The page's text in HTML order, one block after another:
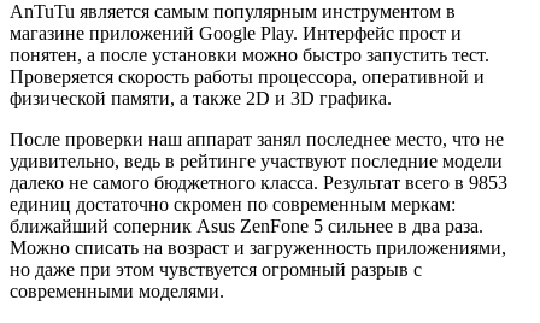
AnTuTu является самым популярным инструментом в
магазине приложений Google Play. Интерфейс прост и
понятен, а после установки можно быстро запустить тест.
Проверяется скорость работы процессора, оперативной и
физической памяти, а также 2D и 3D графика.
После проверки наш аппарат занял последнее место, что не
удивительно, ведь в рейтинге участвуют последние модели
далеко не самого бюджетного класса. Результат всего в 9853
единиц достаточно скромен по современным меркам:
ближайший соперник Asus ZenFone 5 сильнее в два раза.
Можно списать на возраст и загруженность приложениями,
но даже при этом чувствуется огромный разрыв с
современными моделями.